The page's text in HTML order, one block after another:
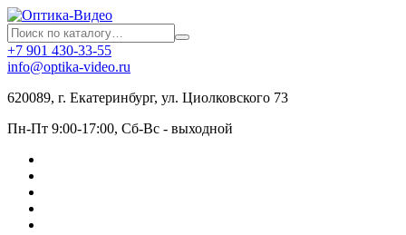
+7 901 430-33-55
info@optika-video.ru
620089, г. Екатеринбург, ул. Циолковского 73
Пн-Пт 9:00-17:00, Сб-Вс - выходной